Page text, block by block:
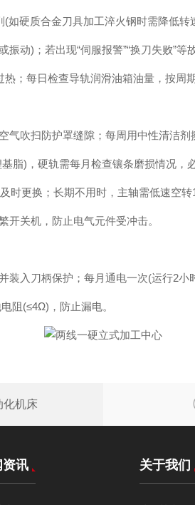
质合金刀具加工淬火钢时需降低转
)；若出现“伺服报警”“换刀失败”等
每日检查导轨润滑油箱油量，按周期
扫防护罩缝隙；每周用中性清洁剂
)，硬轨需每月检查镶条磨损情况，必
更换；长期不用时，主轴需低速空转
关机，防止电气元件受冲击。
入刀柄保护；每月通电一次(运行2小
阻(≤4Ω)，防止漏电。
化机床
资讯 关于我们